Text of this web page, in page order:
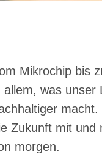
Mikrochip bis
allem, was unser
Zukunft mit und
morgen.